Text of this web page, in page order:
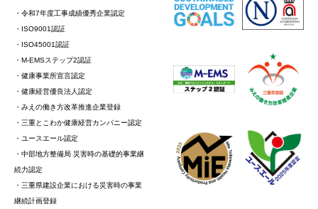
・令和7年度工事成績優秀企業認定
・ISO9001認証
・ISO45001認証
・M-EMSステップ2認証
・健康事業所宣言認定
・健康経営優良法人認定
・みえの働き方改革推進企業登録
・三重とこわか健康経営カンパニー認定
・ユースエール認定
・中部地方整備局 災害時の基礎的事業継
続力認定
・三重県建設企業における災害時の事業
継続計画登録